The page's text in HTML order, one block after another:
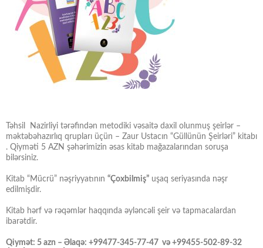
Təhsil Nazirliyi tərəfindən metodiki vəsaitə daxil olunmuş şeirlər –
məktəbəhazırlıq qrupları üçün – Zaur Ustacın “Güllünün Şeirləri” kitabı
. Qiyməti 5 AZN şəhərimizin əsas kitab mağazalarından soruşa
bilərsiniz.
Kitab “Mücrü” nəşriyyatının “Çoxbilmiş” uşaq seriyasında nəşr
edilmişdir.
Kitab hərf və rəqəmlər haqqında əyləncəli şeir və tapmacalardan
ibarətdir.
Qiymət: 5 azn – Əlaqə: +99477-345-77-47 və +99455-502-89-32